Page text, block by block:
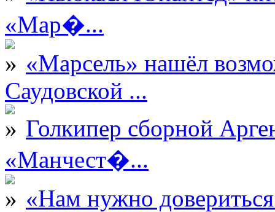
«Мар�...
«Марсель» нашёл
Саудовской ...
Голкипер сборной
«Манчест�...
«Нам нужно